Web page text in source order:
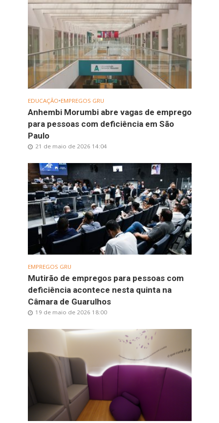
EDUCAÇÃO•EMPREGOS GRU
Anhembi Morumbi abre vagas de emprego
para pessoas com deficiência em São
Paulo
21 de maio de 2026 14:04
EMPREGOS GRU
Mutirão de empregos para pessoas com
deficiência acontece nesta quinta na
Câmara de Guarulhos
19 de maio de 2026 18:00